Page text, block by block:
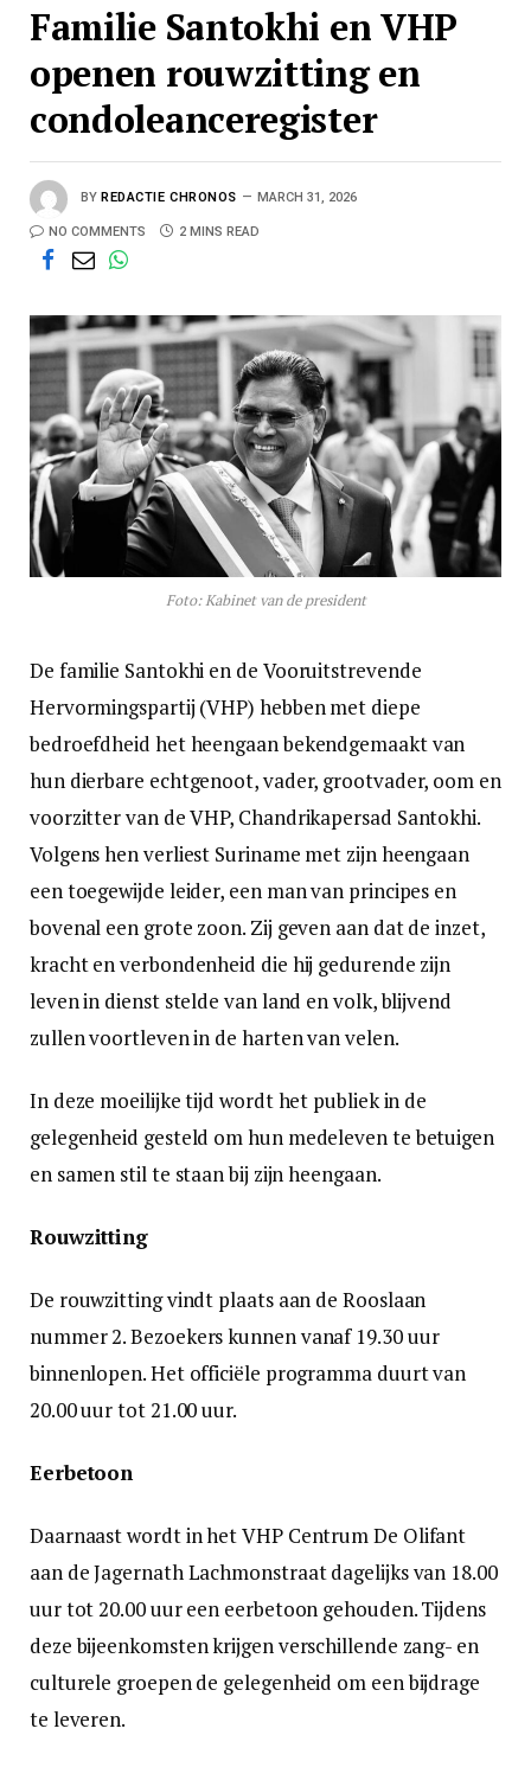
Familie Santokhi en VHP
openen rouwzitting en
condoleanceregister
BY REDACTIE CHRONOS MARCH 31, 2026
NO COMMENTS 2 MINS READ
Foto: Kabinet van de president
De familie Santokhi en de Vooruitstrevende
Hervormingspartij (VHP) hebben met diepe
bedroefdheid het heengaan bekendgemaakt van
hun dierbare echtgenoot, vader, grootvader, oom en
voorzitter van de VHP, Chandrikapersad Santokhi.
Volgens hen verliest Suriname met zijn heengaan
een toegewijde leider, een man van principes en
bovenal een grote zoon. Zij geven aan dat de inzet,
kracht en verbondenheid die hij gedurende zijn
leven in dienst stelde van land en volk, blijvend
zullen voortleven in de harten van velen.
In deze moeilijke tijd wordt het publiek in de
gelegenheid gesteld om hun medeleven te betuigen
en samen stil te staan bij zijn heengaan.
Rouwzitting
De rouwzitting vindt plaats aan de Rooslaan
nummer 2. Bezoekers kunnen vanaf 19.30 uur
binnenlopen. Het officiële programma duurt van
20.00 uur tot 21.00 uur.
Eerbetoon
Daarnaast wordt in het VHP Centrum De Olifant
aan de Jagernath Lachmonstraat dagelijks van 18.00
uur tot 20.00 uur een eerbetoon gehouden. Tijdens
deze bijeenkomsten krijgen verschillende zang- en
culturele groepen de gelegenheid om een bijdrage
te leveren.